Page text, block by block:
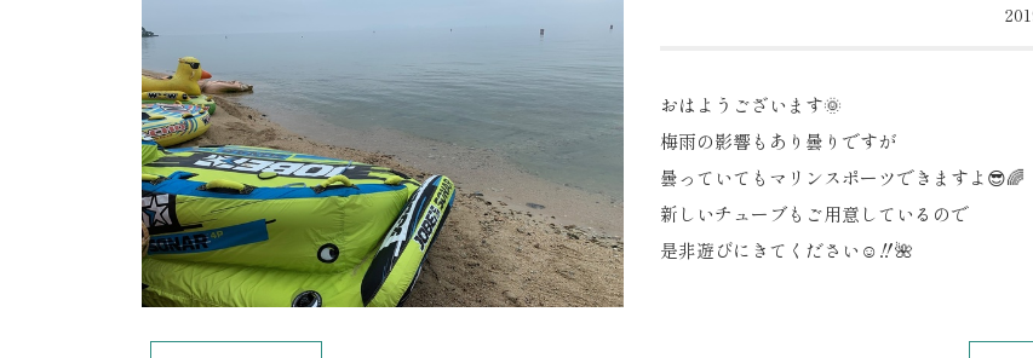
おはようございます🌞
梅雨の影響もあり曇りですが
曇っていてもマリンスポーツできますよ😎🌈
新しいチューブもご用意しているので
是非遊びにきてください☺️‼️🌺